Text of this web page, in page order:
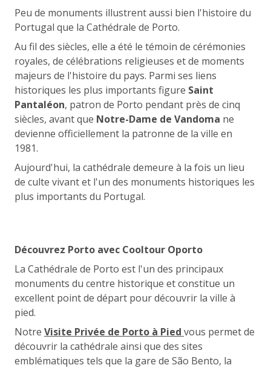
Peu de monuments illustrent aussi bien l'histoire du
Portugal que la Cathédrale de Porto.
Au fil des siècles, elle a été le témoin de cérémonies
royales, de célébrations religieuses et de moments
majeurs de l'histoire du pays. Parmi ses liens
historiques les plus importants figure Saint
Pantaléon, patron de Porto pendant près de cinq
siècles, avant que Notre-Dame de Vandoma ne
devienne officiellement la patronne de la ville en
1981.
Aujourd'hui, la cathédrale demeure à la fois un lieu
de culte vivant et l'un des monuments historiques les
plus importants du Portugal.
Découvrez Porto avec Cooltour Oporto
La Cathédrale de Porto est l'un des principaux
monuments du centre historique et constitue un
excellent point de départ pour découvrir la ville à
pied.
Notre Visite Privée de Porto à Pied vous permet de
découvrir la cathédrale ainsi que des sites
emblématiques tels que la gare de São Bento, la